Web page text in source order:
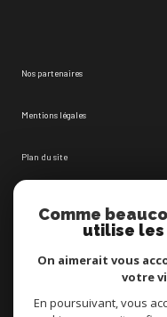
Nos partenaires
Mentions légales
Plan du site
Comme
utilise les
On aimerait vous
votre
En poursuivant, vous